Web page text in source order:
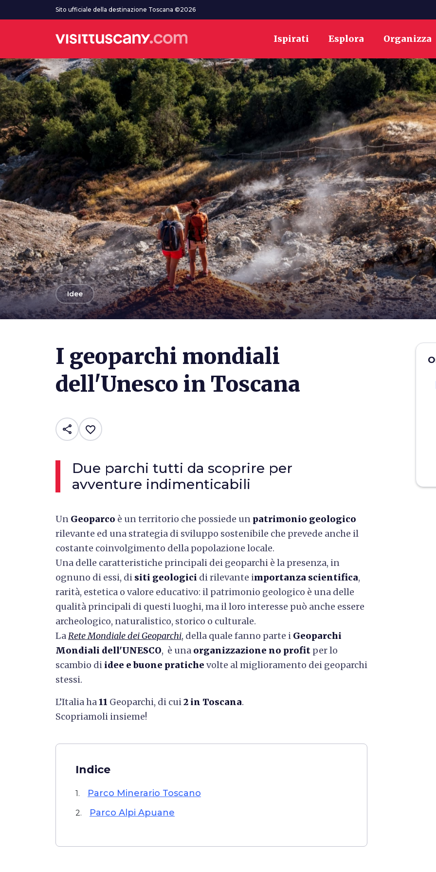
Vai al contenuto principaleSito ufficiale della destinazione Toscana ©2026
Ispirati Esplora Organizza
arrow_backIdee
I geoparchi mondiali
dell'Unesco in Toscana
share favorite_border
Due parchi tutti da scoprire per
avventure indimenticabili
Un Geoparco è un territorio che possiede un patrimonio geologico
rilevante ed una strategia di sviluppo sostenibile che prevede anche il
costante coinvolgimento della popolazione locale.
Una delle caratteristiche principali dei geoparchi è la presenza, in
ognuno di essi, di siti geologici di rilevante importanza scientifica,
rarità, estetica o valore educativo: il patrimonio geologico è una delle
qualità principali di questi luoghi, ma il loro interesse può anche essere
archeologico, naturalistico, storico o culturale.
LaRete Mondiale dei Geoparchi, della quale fanno parte i Geoparchi
Mondiali dell'UNESCO, è una organizzazione no profit per lo
scambio di idee e buone pratiche volte al miglioramento dei geoparchi
stessi.
L’Italia ha11 Geoparchi, di cui2 in Toscana.
Scopriamoli insieme!
Indice
1. Parco Minerario Toscano
2. Parco Alpi Apuane